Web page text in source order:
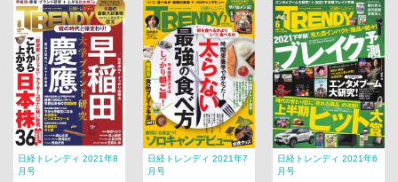
日経トレンディ 2021年8
月号
日経トレンディ 2021年7
月号
日経トレンディ 2021年6
月号